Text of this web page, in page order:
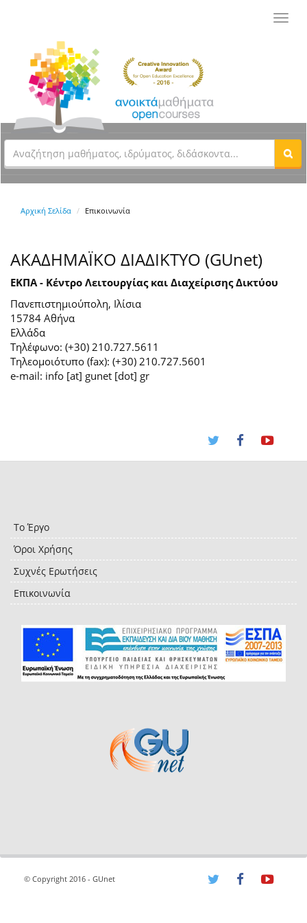
Αρχική Σελίδα Επικοινωνία
ΑΚΑΔΗΜΑΪΚΟ ΔΙΑΔΙΚΤΥΟ (GUnet)
ΕΚΠΑ - Κέντρο Λειτουργίας και Διαχείρισης Δικτύου
Πανεπιστημιούπολη, Ιλίσια
15784 Αθήνα
Ελλάδα
Τηλέφωνο: (+30) 210.727.5611
Τηλεομοιότυπο (fax): (+30) 210.727.5601
e-mail: info [at] gunet [dot] gr
Το Έργο
Όροι Χρήσης
Συχνές Ερωτήσεις
Επικοινωνία
© Copyright 2016 - GUnet